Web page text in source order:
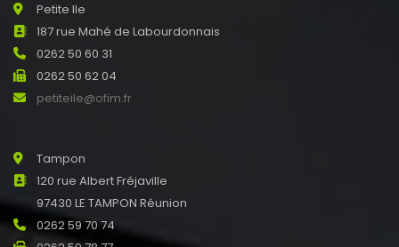
Petite Ile
187 rue Mahé de Labourdonnais
0262 50 60 31
0262 50 62 04
petiteile@ofim.fr
Tampon
120 rue Albert Fréjaville
97430 LE TAMPON Réunion
0262 59 70 74